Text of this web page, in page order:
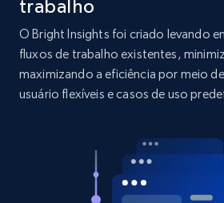
2.1K+ 375+
URL, Product id, Listing inventory
Reviews count shop, Reviews
price, and more.
trabalho
O Bright Insights foi criado levando
fluxos de trabalho existentes,
maximizando a eficiência por meio
usuário flexíveis e casos de uso